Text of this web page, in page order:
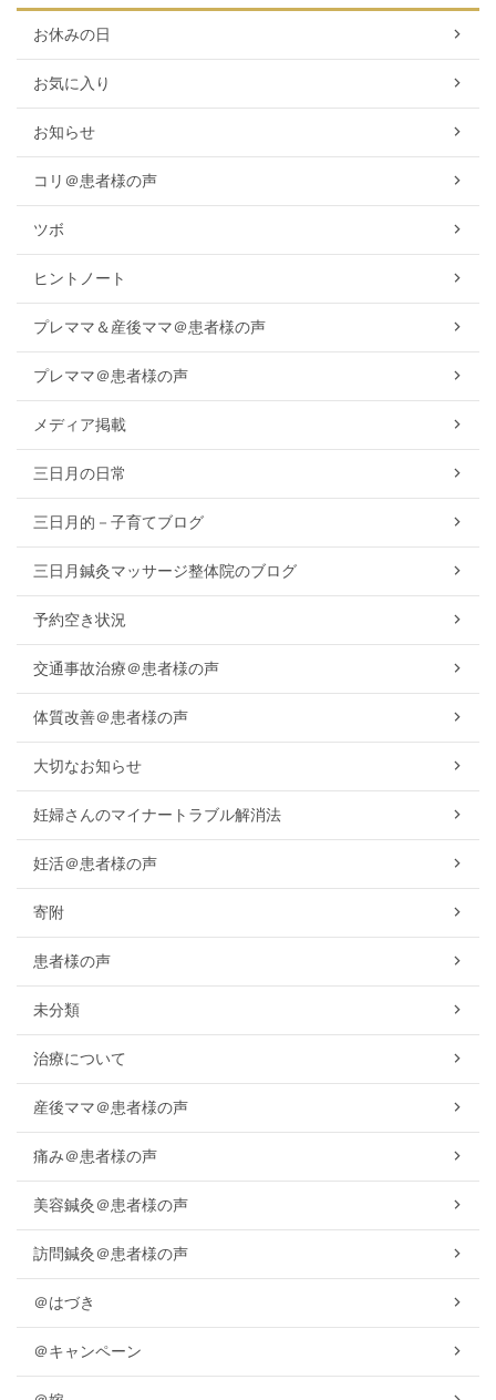
お休みの日
お気に入り
お知らせ
コリ＠患者様の声
ツボ
ヒントノート
プレママ＆産後ママ＠患者様の声
プレママ＠患者様の声
メディア掲載
三日月の日常
三日月的－子育てブログ
三日月鍼灸マッサージ整体院のブログ
予約空き状況
交通事故治療＠患者様の声
体質改善＠患者様の声
大切なお知らせ
妊婦さんのマイナートラブル解消法
妊活＠患者様の声
寄附
患者様の声
未分類
治療について
産後ママ＠患者様の声
痛み＠患者様の声
美容鍼灸＠患者様の声
訪問鍼灸＠患者様の声
＠はづき
＠キャンペーン